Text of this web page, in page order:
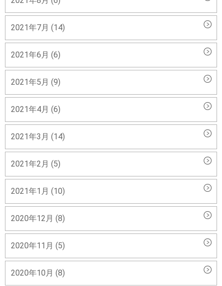
2021年7月 (14)
2021年6月 (6)
2021年5月 (9)
2021年4月 (6)
2021年3月 (14)
2021年2月 (5)
2021年1月 (10)
2020年12月 (8)
2020年11月 (5)
2020年10月 (8)